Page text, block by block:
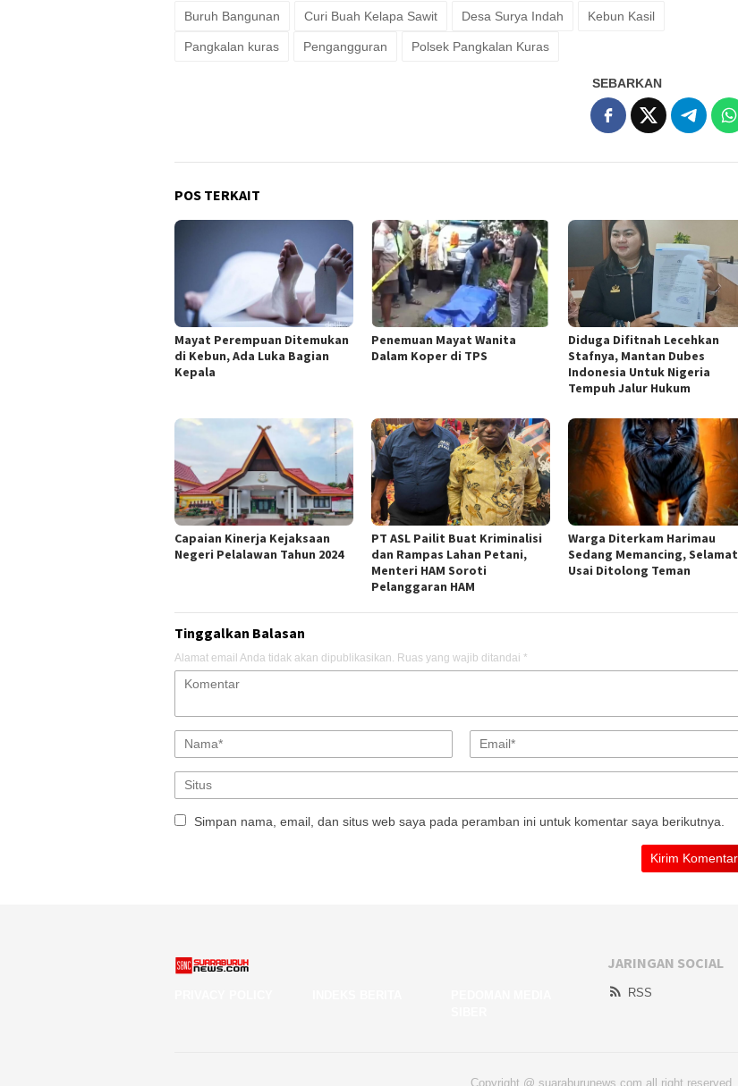
Buruh Bangunan Curi Buah Kelapa Sawit Desa Surya Indah Kebun Kasil
Pangkalan kuras Pengangguran Polsek Pangkalan Kuras
SEBARKAN
POS TERKAIT
Mayat Perempuan Ditemukan
di Kebun, Ada Luka Bagian
Kepala
Penemuan Mayat Wanita
Dalam Koper di TPS
Diduga Difitnah Lecehkan
Stafnya, Mantan Dubes
Indonesia Untuk Nigeria
Tempuh Jalur Hukum
Capaian Kinerja Kejaksaan
Negeri Pelalawan Tahun 2024
PT ASL Pailit Buat Kriminalisi
dan Rampas Lahan Petani,
Menteri HAM Soroti
Pelanggaran HAM
Warga Diterkam Harimau
Sedang Memancing, Selamat
Usai Ditolong Teman
Tinggalkan Balasan
Alamat email Anda tidak akan dipublikasikan. Ruas yang wajib ditandai *
Simpan nama, email, dan situs web saya pada peramban ini untuk komentar saya berikutnya.
JARINGAN SOCIAL
RSS
Copyright @ suaraburunews.com all right reserved